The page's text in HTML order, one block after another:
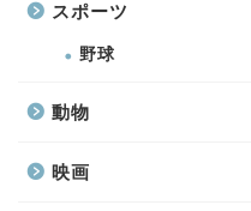
スポーツ
野球
動物
映画